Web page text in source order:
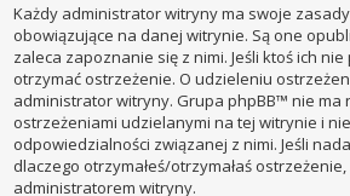
Każdy administrator witryny ma swoje
obowiązujące na danej witrynie. Są one
zaleca zapoznanie się z nimi. Jeśli ktoś ich nie
otrzymać ostrzeżenie. O udzieleniu
administrator witryny. Grupa phpBB™ nie ma
ostrzeżeniami udzielanymi na tej witrynie i
odpowiedzialności związanej z nimi. Jeśli
dlaczego otrzymałeś/otrzymałaś
administratorem witryny.